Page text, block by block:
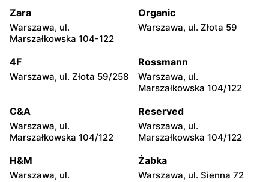
Warszawska 55A
Dino
A
Dino
Żyrardowska 2b
Dino
100a
Dino
Dino Dino
Dino Dino
Zara
Warszawa, ul.
Marszałkowska 104-122
Organic
Warszawa, ul. Złota 59
4F
Warszawa, ul. Złota 59/258
Rossmann
Warszawa, ul.
Marszałkowska 104/122
C&A
Warszawa, ul.
Marszałkowska 104/122
Reserved
Warszawa, ul.
Marszałkowska 104/122
H&M
Warszawa, ul.
Żabka
Warszawa, ul. Sienna 72